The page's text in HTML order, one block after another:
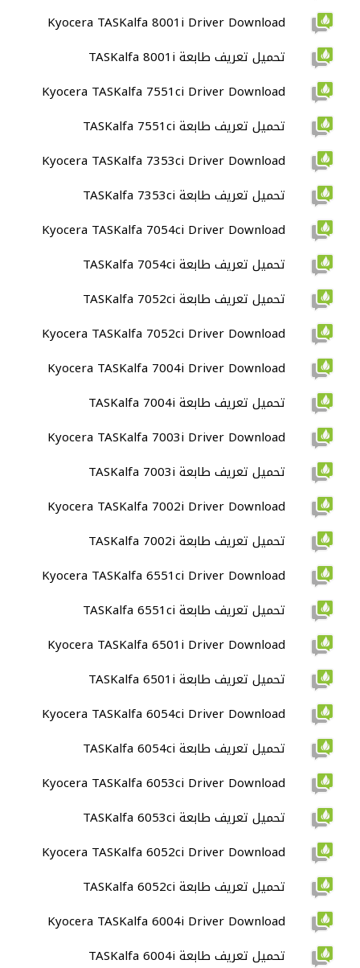
Kyocera TASKalfa 8001i Driver Download
تحميل تعريف طابعة TASKalfa 8001i
Kyocera TASKalfa 7551ci Driver Download
تحميل تعريف طابعة TASKalfa 7551ci
Kyocera TASKalfa 7353ci Driver Download
تحميل تعريف طابعة TASKalfa 7353ci
Kyocera TASKalfa 7054ci Driver Download
تحميل تعريف طابعة TASKalfa 7054ci
تحميل تعريف طابعة TASKalfa 7052ci
Kyocera TASKalfa 7052ci Driver Download
Kyocera TASKalfa 7004i Driver Download
تحميل تعريف طابعة TASKalfa 7004i
Kyocera TASKalfa 7003i Driver Download
تحميل تعريف طابعة TASKalfa 7003i
Kyocera TASKalfa 7002i Driver Download
تحميل تعريف طابعة TASKalfa 7002i
Kyocera TASKalfa 6551ci Driver Download
تحميل تعريف طابعة TASKalfa 6551ci
Kyocera TASKalfa 6501i Driver Download
تحميل تعريف طابعة TASKalfa 6501i
Kyocera TASKalfa 6054ci Driver Download
تحميل تعريف طابعة TASKalfa 6054ci
Kyocera TASKalfa 6053ci Driver Download
تحميل تعريف طابعة TASKalfa 6053ci
Kyocera TASKalfa 6052ci Driver Download
تحميل تعريف طابعة TASKalfa 6052ci
Kyocera TASKalfa 6004i Driver Download
تحميل تعريف طابعة TASKalfa 6004i